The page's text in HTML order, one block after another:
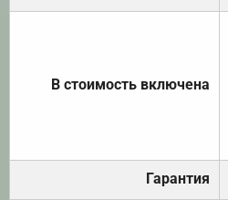
В стоимость включена
Гарантия